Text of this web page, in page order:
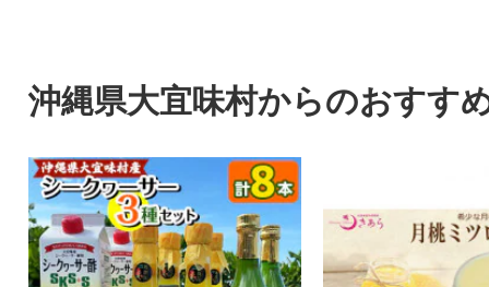
沖縄県大宜味村からのおすす